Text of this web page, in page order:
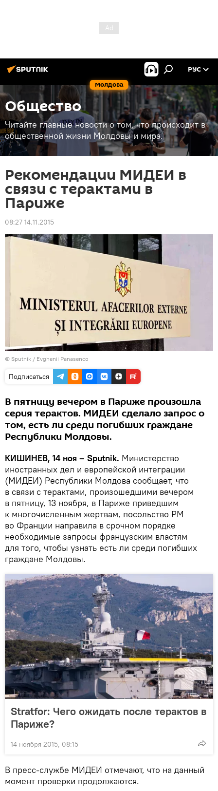
Молдова
РУС
Общество
Читайте главные новости о том, что происходит в
общественной жизни Молдовы и мира.
Рекомендации МИДЕИ в
связи с терактами в
Париже
08:27 14.11.2015
© Sputnik / Evghenii Panasenco
Подписаться
В пятницу вечером в Париже произошла
серия терактов. МИДЕИ сделало запрос о
том, есть ли среди погибших граждане
Республики Молдовы.
КИШИНЕВ, 14 ноя – Sputnik. Министерство
иностранных дел и европейской интеграции
(МИДЕИ) Республики Молдова сообщает, что
в связи с терактами, произошедшими вечером
в пятницу, 13 ноября, в Париже приведшим
к многочисленным жертвам, посольство РМ
во Франции направила в срочном порядке
необходимые запросы французским властям
для того, чтобы узнать есть ли среди погибших
граждане Молдовы.
Stratfor: Чего ожидать после терактов в
Париже?
14 ноября 2015, 08:15
В пресс-службе МИДЕИ отмечают, что на данный
момент проверки продолжаются.